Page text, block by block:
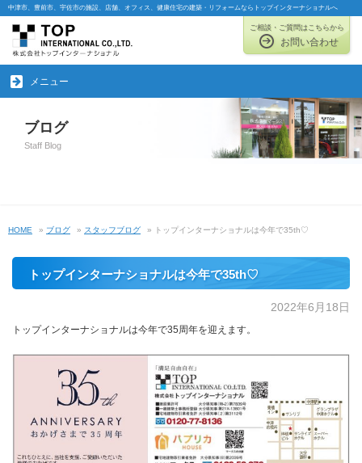
中津市、豊前市、宇佐市の施設、店舗、オフィス、健康住宅の建築・リフォームならトップインターナショナルへ
ご相談・ご質問はこちらから
お問い合わせ
メニュー
ブログ
Staff Blog
HOME » ブログ » スタッフブログ » トップインターナショナルは今年で35th♡
トップインターナショナルは今年で35th♡
2022年6月18日
トップインターナショナルは今年で35周年を迎えます。